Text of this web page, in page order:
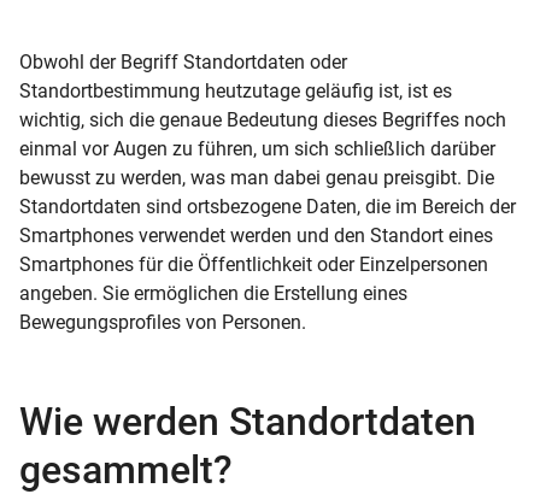
Obwohl der Begriff Standortdaten oder
Standortbestimmung heutzutage geläufig ist, ist es
wichtig, sich die genaue Bedeutung dieses Begriffes noch
einmal vor Augen zu führen, um sich schließlich darüber
bewusst zu werden, was man dabei genau preisgibt. Die
Standortdaten sind ortsbezogene Daten, die im Bereich der
Smartphones verwendet werden und den Standort eines
Smartphones für die Öffentlichkeit oder Einzelpersonen
angeben. Sie ermöglichen die Erstellung eines
Bewegungsprofiles von Personen.
Wie werden Standortdaten
gesammelt?